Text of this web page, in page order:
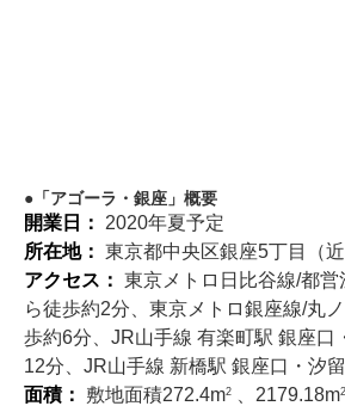
「アゴーラ・銀座」概要
開業日： 2020年夏予定
所在地： 東京都中央区銀座5丁目（近
アクセス： 東京メトロ日比谷線/都
ら徒歩約2分、東京メトロ銀座線/丸
歩約6分、JR山手線 有楽町駅 銀座口
12分、JR山手線 新橋駅 銀座口・汐
面積： 敷地面積272.4m2、2179.18m2